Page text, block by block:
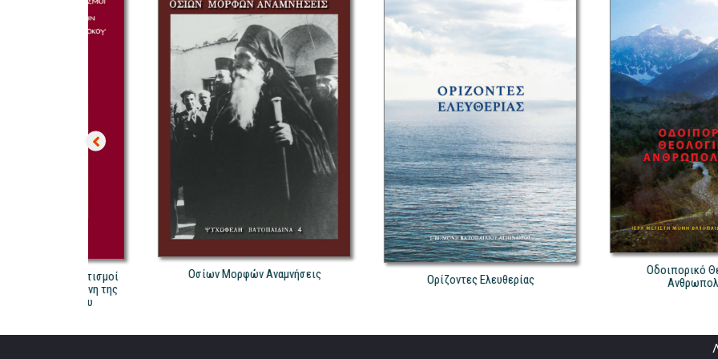
Οσίων Μορφών Αναμνήσεις Ορίζοντες Ελευθερίας
Οδοιπορικό Θεολογικής
Ανθρωπολογίας